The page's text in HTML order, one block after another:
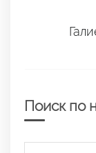
Поиск по